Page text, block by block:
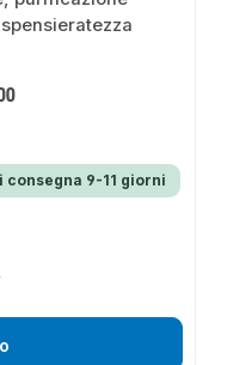
9-11 giorni